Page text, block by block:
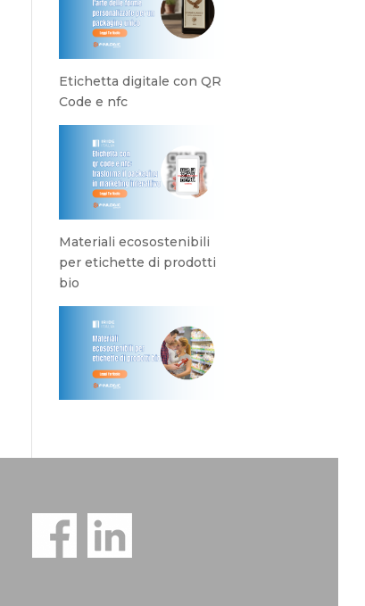
Etichetta digitale con QR
Code e nfc
Materiali ecosostenibili
per etichette di prodotti
bio